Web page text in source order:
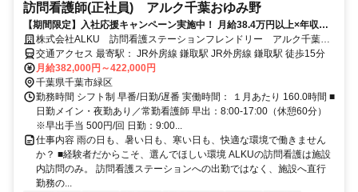
訪問看護師(正社員) アルク千葉おゆみ野
【期間限定】入社応援キャンペーン実施中！ 月給38.4万円以上×年収
510万円以上！オンコールなしで、この待遇！＜千葉市＞
株式会社ALKU 訪問看護ステーションフレンドリー アルク千葉お
ゆみ野
交通アクセス 最寄駅： JR外房線 鎌取駅 JR外房線 鎌取駅 徒歩15分
月給382,000円～422,000円
千葉県千葉市緑区
勤務時間 シフト制 早番/日勤/遅番 実働時間： １月あたり 160.0時間 ■
日勤メイン・夜勤あり／常勤看護師 早出：8:00-17:00（休憩60分）
※早出手当 500円/回 日勤：9:00...
仕事内容 雨の日も、暑い日も、寒い日も、快適な環境で働きません
か？ ■経験者だからこそ、選んでほしい環境 ALKUの訪問看護は施設
内訪問のみ。 訪問看護ステーションへの出勤ではなく、施設へ直行
勤務の...